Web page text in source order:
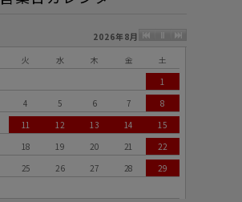
2026年8月
火 水 木 金
土
1
4 5 6 7
8
11 12 13 14
15
18 19 20 21
22
25 26 27 28
29